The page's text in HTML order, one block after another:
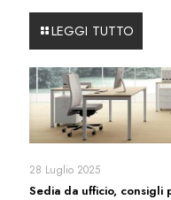
LEGGI TUTTO
28 Luglio 2025
Sedia da ufficio, consigli